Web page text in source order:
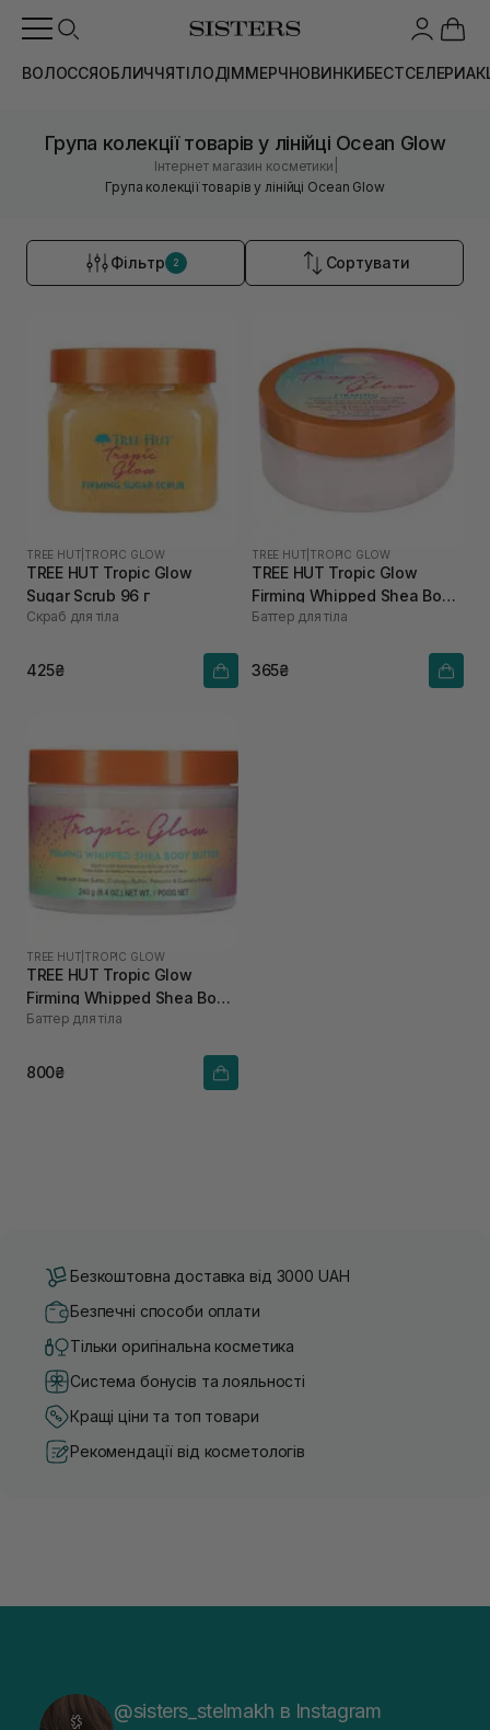
ВОЛОССЯОБЛИЧЧЯТІЛОДІММЕРЧНОВИНКИБЕСТСЕЛЕРИ
Група колекції товарів у лінійці Ocean Glow
Інтернет магазин косметики
Група колекції товарів у лінійці Ocean Glow
Фільтр 2 Сортувати
TREE HUT TROPIC GLOW
TREE HUT Tropic Glow
Sugar Scrub 96 г
Скраб для тіла
425₴
TREE HUT TROPIC GLOW
TREE HUT Tropic Glow
Firming Whipped Shea Body
Butter 85 г
Баттер для тіла
365₴
TREE HUT TROPIC GLOW
TREE HUT Tropic Glow
Firming Whipped Shea Body
Butter 240 г
Баттер для тіла
800₴
Безкоштовна доставка від 3000 UAH
Безпечні способи оплати
Тільки оригінальна косметика
Система бонусів та лояльності
Кращі ціни та топ товари
Рекомендації від косметологів
@sisters_stelmakh в Instagram